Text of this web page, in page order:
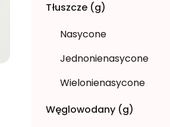
Tłuszcze (g)
Nasycone
Jednonienasycone
Wielonienasycone
Węglowodany (g)